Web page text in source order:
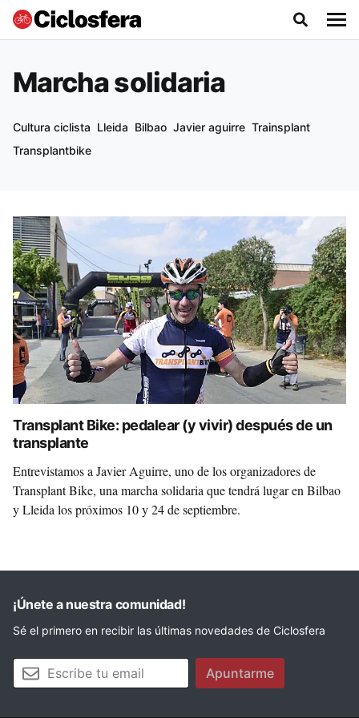
Marcha solidaria
Cultura ciclista Lleida Bilbao Javier aguirre Trainsplant
Transplantbike
Transplant Bike: pedalear (y vivir) después de un
transplante
Entrevistamos a Javier Aguirre, uno de los organizadores de
Transplant Bike, una marcha solidaria que tendrá lugar en Bilbao
y Lleida los próximos 10 y 24 de septiembre.
¡Únete a nuestra comunidad!
Sé el primero en recibir las últimas novedades de Ciclosfera
Tu email Apuntarme